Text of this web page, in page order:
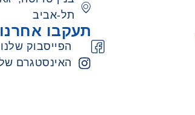
תל-אביב
תעקבו אחרנו
הפייסבוק שלנו
האינסטגרם